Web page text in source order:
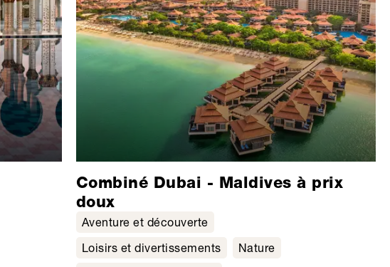
Combiné Dubai - Maldives à prix
doux
Aventure et découverte
Loisirs et divertissements
Nature